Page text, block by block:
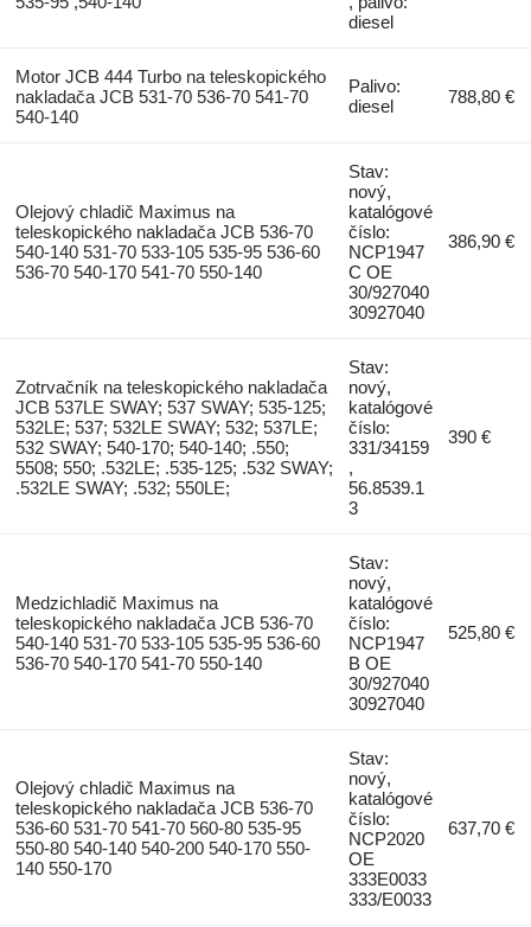
diesel
Motor JCB 444 Turbo na teleskopického
nakladača JCB 531-70 536-70 541-70
540-140
Palivo:
diesel
788,80 €
Olejový chladič Maximus na
teleskopického nakladača JCB 536-70
540-140 531-70 533-105 535-95 536-60
536-70 540-170 541-70 550-140
Stav:
nový,
katalógové
číslo:
NCP1947
C OE
30/927040
30927040
386,90 €
Zotrvačník na teleskopického nakladača
JCB 537LE SWAY; 537 SWAY; 535-125;
532LE; 537; 532LE SWAY; 532; 537LE;
532 SWAY; 540-170; 540-140; .550;
5508; 550; .532LE; .535-125; .532 SWAY;
.532LE SWAY; .532; 550LE;
Stav:
nový,
katalógové
číslo:
331/34159
,
56.8539.1
3
390 €
Medzichladič Maximus na
teleskopického nakladača JCB 536-70
540-140 531-70 533-105 535-95 536-60
536-70 540-170 541-70 550-140
Stav:
nový,
katalógové
číslo:
NCP1947
B OE
30/927040
30927040
525,80 €
Olejový chladič Maximus na
teleskopického nakladača JCB 536-70
536-60 531-70 541-70 560-80 535-95
550-80 540-140 540-200 540-170 550-
140 550-170
Stav:
nový,
katalógové
číslo:
NCP2020
OE
333E0033
333/E0033
637,70 €